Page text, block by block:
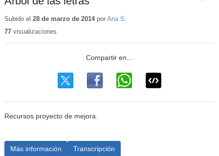
Subido el 28 de marzo de 2014por Ana S.
77visualizaciones
Recursos proyecto de mejora.
Más información Transcripción